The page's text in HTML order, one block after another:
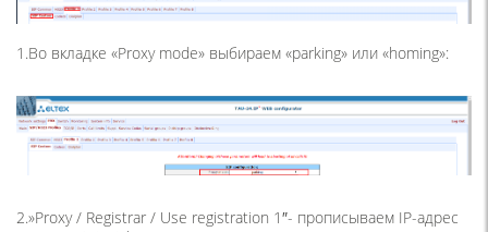
1.Во вкладке «Proxy mode» выбираем «parking» или «homing»:
2.»Proxy / Registrar / Use registration 1″- прописываем IP-адрес